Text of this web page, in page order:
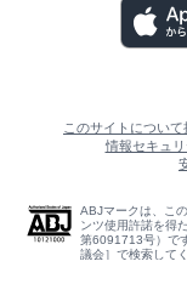
このサイトについて
情報セキュ
ABJマークは、こ
ンツ使用許諾を得
第6091713号）で
議会］で検索して